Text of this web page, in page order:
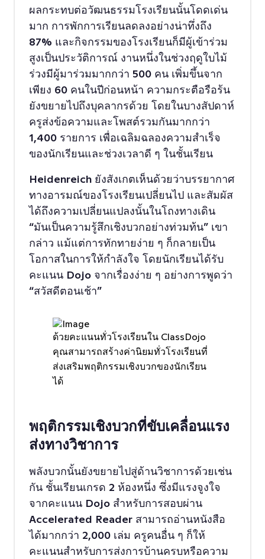
ผลกระทบต่อวัฒนธรรมโรงเรียนนั้นโดดเด่น
มาก การพักการเรียนลดลงอย่างน่าทึ่งถึง
87% และกิจกรรมของโรงเรียนก็มีผู้เข้าร่วม
สูงเป็นประวัติการณ์ งานหนึ่งในช่วงฤดูใบไม้
ร่วงมีผู้มาร่วมมากกว่า 500 คน เพิ่มขึ้นจาก
เพียง 60 คนในปีก่อนหน้า ความกระตือรือร้น
ยังขยายไปถึงบุคลากรด้วย โดยในบางสัปดาห์
ครูส่งข้อความและโพสต์รวมกันมากกว่า
1,400 รายการ เพื่อเฉลิมฉลองความสำเร็จ
ของนักเรียนและช่วงเวลาดี ๆ ในชั้นเรียน
Heidenreich ยังสังเกตเห็นด้วยว่าบรรยากาศ
ทางอารมณ์ของโรงเรียนเปลี่ยนไป และสัมผัส
ได้ถึงความเปลี่ยนแปลงนั้นในโถงทางเดิน
“มันเป็นความรู้สึกเชิงบวกอย่างท่วมท้น” เขา
กล่าว แม้แต่การทักทายง่าย ๆ ก็กลายเป็น
โอกาสในการให้กำลังใจ โดยนักเรียนได้รับ
คะแนน Dojo จากเรื่องง่าย ๆ อย่างการพูดว่า
“สวัสดีตอนเช้า”
ด้วยคะแนนทั่วโรงเรียนใน ClassDojo
คุณสามารถสร้างค่านิยมทั่วโรงเรียนที่
ส่งเสริมพฤติกรรมเชิงบวกของนักเรียน
ได้
พฤติกรรมเชิงบวกที่ขับเคลื่อนแรง
ส่งทางวิชาการ
พลังบวกนั้นยังขยายไปสู่ด้านวิชาการด้วยเช่น
กัน ชั้นเรียนเกรด 2 ห้องหนึ่ง ซึ่งมีแรงจูงใจ
จากคะแนน Dojo สำหรับการสอบผ่าน
Accelerated Reader สามารถอ่านหนังสือ
ได้มากกว่า 2,000 เล่ม ครูคนอื่น ๆ ก็ให้
คะแนนสำหรับการส่งการบ้านครบหรือความ